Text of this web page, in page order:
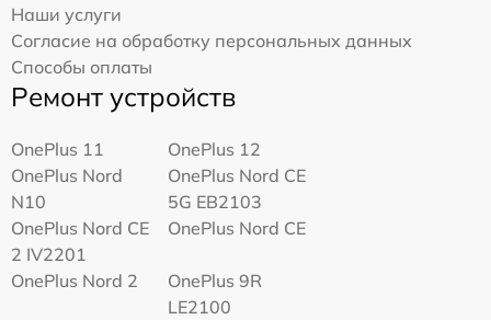
Наши услуги
Согласие на обработку персональных данных
Способы оплаты
Ремонт устройств
OnePlus 11
OnePlus 12
OnePlus Nord
N10
OnePlus Nord CE
5G EB2103
OnePlus Nord CE
2 IV2201
OnePlus Nord CE
OnePlus Nord 2
OnePlus 9R
LE2100